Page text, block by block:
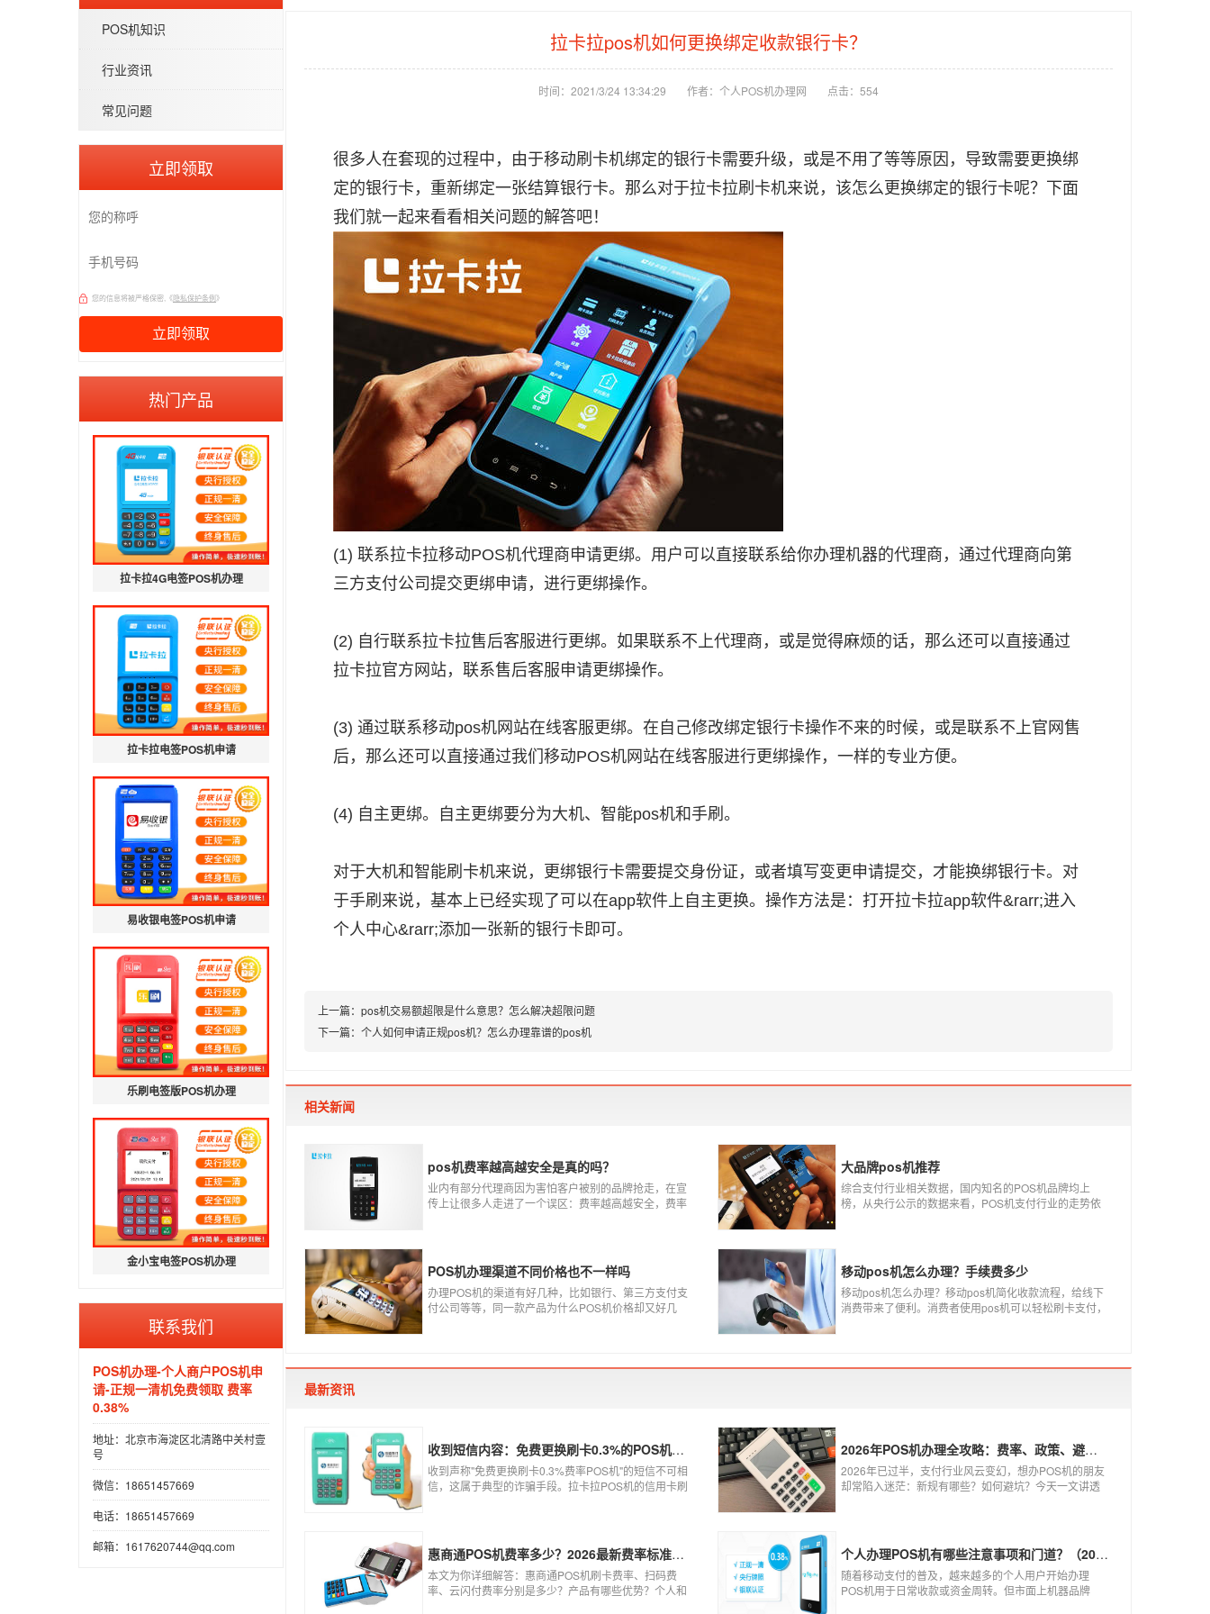
POS机知识
行业资讯
常见问题
立即领取
您的信息将被严格保密,《隐私保护条例》
热门产品
拉卡拉4G电签POS机办理
拉卡拉电签POS机申请
易收银电签POS机申请
乐刷电签版POS机办理
金小宝电签POS机办理
联系我们
POS机办理-个人商户POS机申
请-正规一清机免费领取 费率
0.38%
地址：北京市海淀区北清路中关村壹
号
微信：18651457669
电话：18651457669
邮箱：1617620744@qq.com
拉卡拉pos机如何更换绑定收款银行卡？
时间：2021/3/24 13:34:29 作者：个人POS机办理网 点击： 554
很多人在套现的过程中，由于移动刷卡机绑定的银行卡需要升级，或是不用了等等原因，导致需要更换绑
定的银行卡，重新绑定一张结算银行卡。那么对于拉卡拉刷卡机来说，该怎么更换绑定的银行卡呢？下面
我们就一起来看看相关问题的解答吧！
(1) 联系拉卡拉移动POS机代理商申请更绑。用户可以直接联系给你办理机器的代理商，通过代理商向第
三方支付公司提交更绑申请，进行更绑操作。
(2) 自行联系拉卡拉售后客服进行更绑。如果联系不上代理商，或是觉得麻烦的话，那么还可以直接通过
拉卡拉官方网站，联系售后客服申请更绑操作。
(3) 通过联系移动pos机网站在线客服更绑。在自己修改绑定银行卡操作不来的时候，或是联系不上官网售
后，那么还可以直接通过我们移动POS机网站在线客服进行更绑操作，一样的专业方便。
(4) 自主更绑。自主更绑要分为大机、智能pos机和手刷。
对于大机和智能刷卡机来说，更绑银行卡需要提交身份证，或者填写变更申请提交，才能换绑银行卡。对
于手刷来说，基本上已经实现了可以在app软件上自主更换。操作方法是：打开拉卡拉app软件&rarr;进入
个人中心&rarr;添加一张新的银行卡即可。
上一篇： pos机交易额超限是什么意思？怎么解决超限问题
下一篇： 个人如何申请正规pos机？怎么办理靠谱的pos机
相关新闻
pos机费率越高越安全是真的吗？
业内有部分代理商因为害怕客户被别的品牌抢走，在宣
传上让很多人走进了一个误区：费率越高越安全，费率
大品牌pos机推荐
综合支付行业相关数据，国内知名的POS机品牌均上
榜，从央行公示的数据来看，POS机支付行业的走势依
POS机的时候，一定认证正规一清机。
POS机办理渠道不同价格也不一样吗
办理POS机的渠道有好几种，比如银行、第三方支付支
付公司等等，同一款产品为什么POS机价格却又好几
移动pos机怎么办理？手续费多少
移动pos机怎么办理？移动pos机简化收款流程，给线下
消费带来了便利。消费者使用pos机可以轻松刷卡支付，
最新资讯
收到短信内容：免费更换刷卡0.3%的POS机，可以相信吗？
收到声称"免费更换刷卡0.3%费率POS机"的短信不可相
信，这属于典型的诈骗手段。拉卡拉POS机的信用卡刷
2026年POS机办理全攻略：费率、政策、避坑一篇讲清
2026年已过半，支付行业风云变幻，想办POS机的朋友
却常陷入迷茫：新规有哪些？如何避坑？今天一文讲透
惠商通POS机费率多少？2026最新费率标准及办理全攻略
本文为你详细解答：惠商通POS机刷卡费率、扫码费
率、云闪付费率分别是多少？产品有哪些优势？个人和
个人办理POS机有哪些注意事项和门道？（2026最新避坑指南）
随着移动支付的普及，越来越多的个人用户开始办理
POS机用于日常收款或资金周转。但市面上机器品牌